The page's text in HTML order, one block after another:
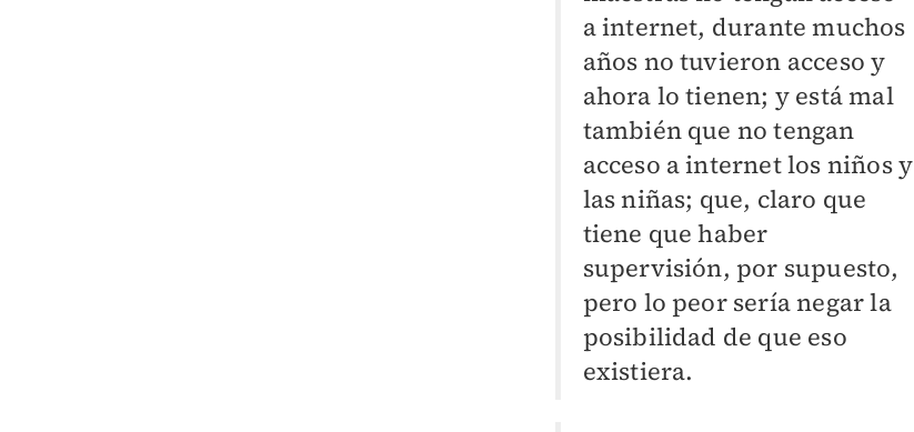
a internet, durante muchos
años no tuvieron acceso y
ahora lo tienen; y está mal
también que no tengan
acceso a internet los niños y
las niñas; que, claro que
tiene que haber
supervisión, por supuesto,
pero lo peor sería negar la
posibilidad de que eso
existiera.